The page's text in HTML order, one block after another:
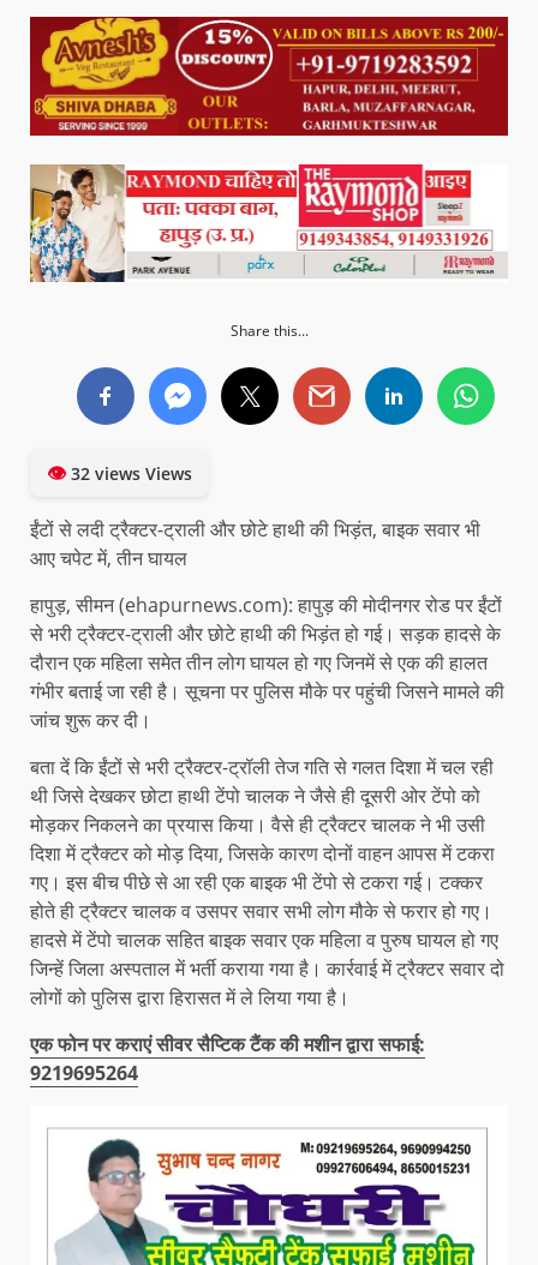
Share this...
👁32 views Views
ईंटों से लदी ट्रैक्टर-ट्राली और छोटे हाथी की भिड़ंत, बाइक सवार भी
आए चपेट में, तीन घायल
हापुड़, सीमन (ehapurnews.com): हापुड़ की मोदीनगर रोड पर ईंटों
से भरी ट्रैक्टर-ट्राली और छोटे हाथी की भिड़ंत हो गई। सड़क हादसे के
दौरान एक महिला समेत तीन लोग घायल हो गए जिनमें से एक की हालत
गंभीर बताई जा रही है। सूचना पर पुलिस मौके पर पहुंची जिसने मामले की
जांच शुरू कर दी।
बता दें कि ईंटों से भरी ट्रैक्टर-ट्रॉली तेज गति से गलत दिशा में चल रही
थी जिसे देखकर छोटा हाथी टेंपो चालक ने जैसे ही दूसरी ओर टेंपो को
मोड़कर निकलने का प्रयास किया। वैसे ही ट्रैक्टर चालक ने भी उसी
दिशा में ट्रैक्टर को मोड़ दिया, जिसके कारण दोनों वाहन आपस में टकरा
गए। इस बीच पीछे से आ रही एक बाइक भी टेंपो से टकरा गई। टक्कर
होते ही ट्रैक्टर चालक व उसपर सवार सभी लोग मौके से फरार हो गए।
हादसे में टेंपो चालक सहित बाइक सवार एक महिला व पुरुष घायल हो गए
जिन्हें जिला अस्पताल में भर्ती कराया गया है। कार्रवाई में ट्रैक्टर सवार दो
लोगों को पुलिस द्वारा हिरासत में ले लिया गया है।
एक फोन पर कराएं सीवर सैप्टिक टैंक की मशीन द्वारा सफाई:
9219695264